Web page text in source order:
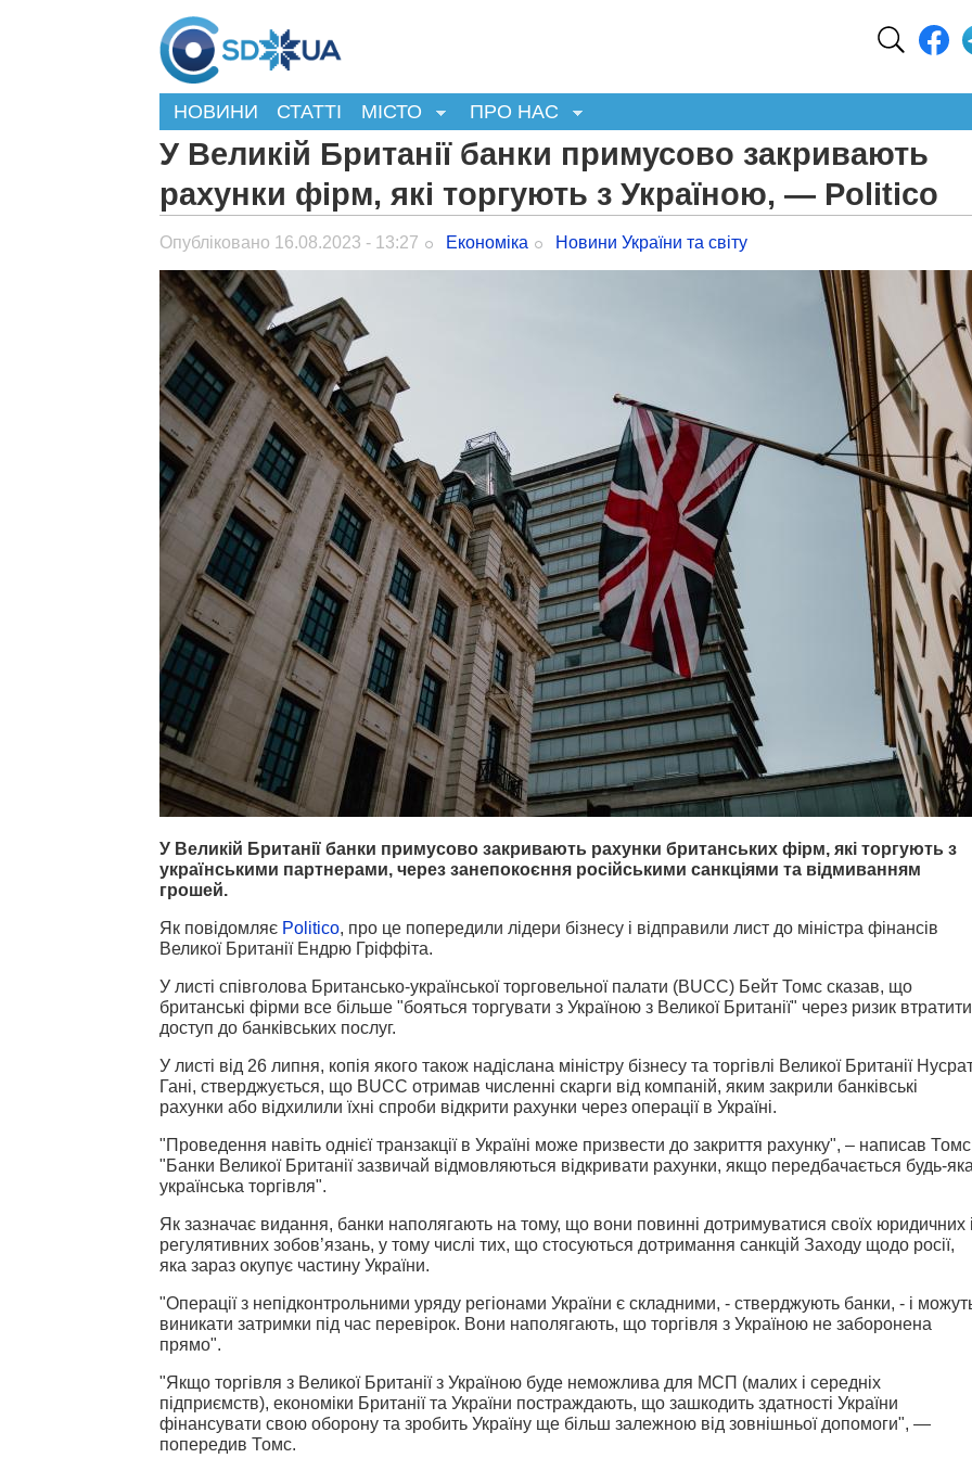
НОВИНИ СТАТТІ МІСТО ПРО НАС
У Великій Британії банки примусово закривають
рахунки фірм, які торгують з Україною, — Politico
Опубліковано 16.08.2023 - 13:27 Економіка Новини України та світу
У Великій Британії банки примусово закривають рахунки британських фірм, які торгують з
українськими партнерами, через занепокоєння російськими санкціями та відмиванням
грошей.
Як повідомляє Politico, про це попередили лідери бізнесу і відправили лист до міністра фінансів
Великої Британії Ендрю Гріффіта.
У листі співголова Британсько-української торговельної палати (BUCC) Бейт Томс сказав, що
британські фірми все більше "бояться торгувати з Україною з Великої Британії" через ризик втратити
доступ до банківських послуг.
У листі від 26 липня, копія якого також надіслана міністру бізнесу та торгівлі Великої Британії
Гані, стверджується, що BUCC отримав численні скарги від компаній, яким закрили банківські
рахунки або відхилили їхні спроби відкрити рахунки через операції в Україні.
"Проведення навіть однієї транзакції в Україні може призвести до закриття рахунку", – написав
"Банки Великої Британії зазвичай відмовляються відкривати рахунки, якщо передбачається будь-
українська торгівля".
Як зазначає видання, банки наполягають на тому, що вони повинні дотримуватися своїх юридичних
регулятивних зобов’язань, у тому числі тих, що стосуються дотримання санкцій Заходу щодо росії,
яка зараз окупує частину України.
"Операції з непідконтрольними уряду регіонами України є складними, - стверджують банки, - і
виникати затримки під час перевірок. Вони наполягають, що торгівля з Україною не заборонена
прямо".
"Якщо торгівля з Великої Британії з Україною буде неможлива для МСП (малих і середніх
підприємств), економіки Британії та України постраждають, що зашкодить здатності України
фінансувати свою оборону та зробить Україну ще більш залежною від зовнішньої допомоги", —
попередив Томс.